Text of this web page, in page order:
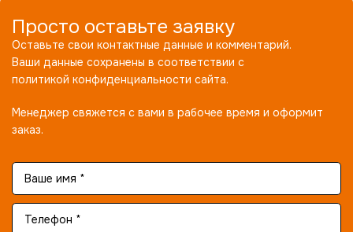
Просто оставьте заявку
Оставьте свои контактные данные и комментарий.
Ваши данные сохранены в соответствии с
политикой конфиденциальности сайта.
Менеджер свяжется с вами в рабочее время и оформит
заказ.